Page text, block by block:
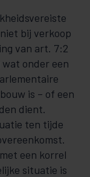
bij verkoop
van art. 7:2
wat onder een
is – of een
dient.
ten tijde
een korrel
situatie is